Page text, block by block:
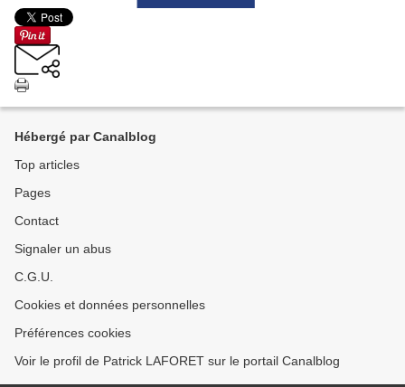
Hébergé par Canalblog
Top articles
Pages
Contact
Signaler un abus
C.G.U.
Cookies et données personnelles
Préférences cookies
Voir le profil de Patrick LAFORET sur le portail Canalblog